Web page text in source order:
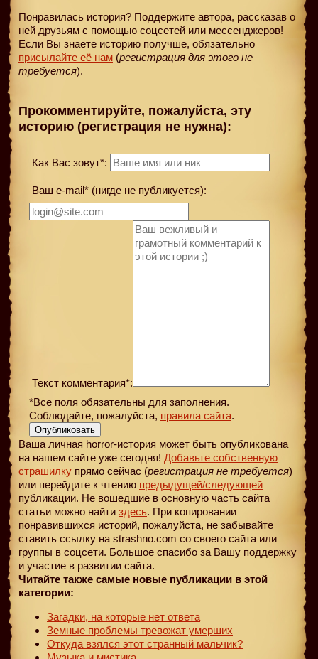
Понравилась история? Поддержите автора, рассказав о
ней друзьям с помощью соцсетей или мессенджеров!
Если Вы знаете историю получше, обязательно
присылайте её нам (регистрация для этого не
требуется).
Прокомментируйте, пожалуйста, эту
историю (регистрация не нужна):
Как Вас зовут*:
Ваш e-mail* (нигде не публикуется):
Текст комментария*:
*Все поля обязательны для заполнения.
Соблюдайте, пожалуйста, правила сайта.
Опубликовать
Ваша личная horror-история может быть опубликована
на нашем сайте уже сегодня! Добавьте собственную
страшилку прямо сейчас (регистрация не требуется)
или перейдите к чтению предыдущей/следующей
публикации. Не вошедшие в основную часть сайта
статьи можно найти здесь. При копировании
понравившихся историй, пожалуйста, не забывайте
ставить ссылку на strashno.com со своего сайта или
группы в соцсети. Большое спасибо за Вашу поддержку
и участие в развитии сайта.
Читайте также самые новые публикации в этой
категории:
Загадки, на которые нет ответа
Земные проблемы тревожат умерших
Откуда взялся этот странный мальчик?